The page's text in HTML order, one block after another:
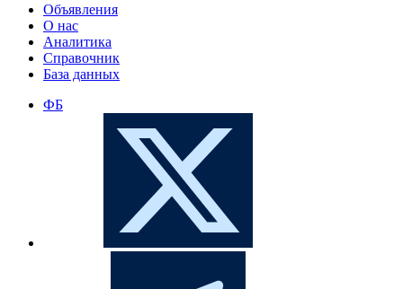
Объявления
О нас
Аналитика
Справочник
База данных
ФБ